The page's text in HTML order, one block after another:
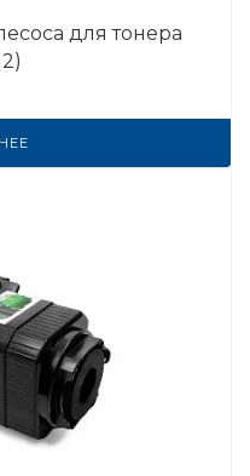
для тонера